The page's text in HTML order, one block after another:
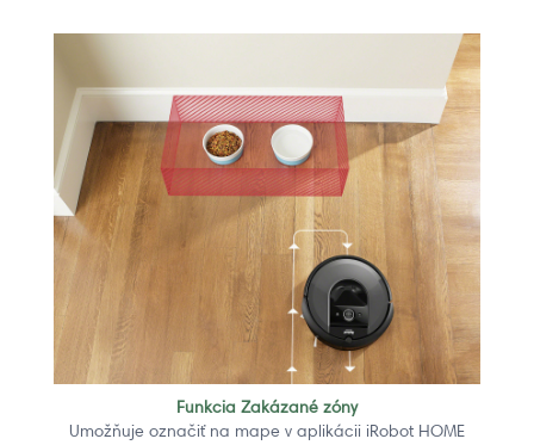
Funkcia Zakázané zóny
Umožňuje označiť na mape v aplikácii iRobot HOME